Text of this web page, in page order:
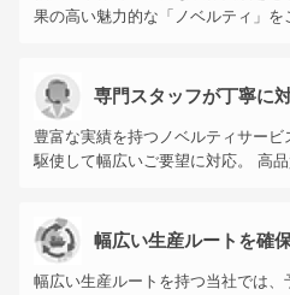
果の高い魅力的な「ノベルティ」を
専門スタッフが丁寧に
豊富な実績を持つノベルティサー
駆使して幅広いご要望に対応。 高
幅広い生産ルートを確
幅広い生産ルートを持つ当社では